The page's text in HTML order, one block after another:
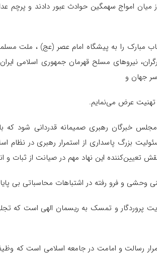
میان امواج سهمگین حوادث عبور دادند و پرچم
مبارک را به پیشگاه امام عصر (عج) ، ملت
نیروهای مسلح قهرمان جمهوری اسلامی
جهان و
تهنیت عرض می‌نمایم.
خبرگان رهبری صمیمانه قدردانی شود که
بزرگ پاسداری از استمرار رهبری در نظام
تعیین‌کننده این نهاد مهم در صیانت از ثبات و
وحشی و فرو رفته در اشتباهات محاسباتی بی
پروردگار و تمسک به ریسمان الهی است که
رسالت و امامت در جامعه اسلامی است که